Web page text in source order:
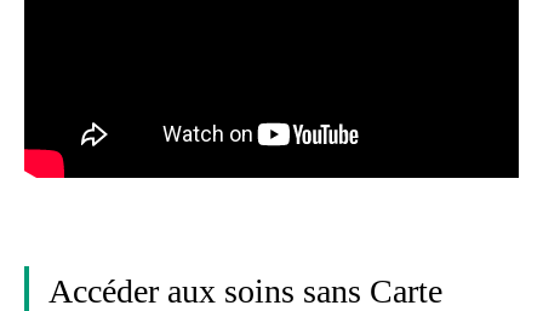
Accéder aux soins sans Carte